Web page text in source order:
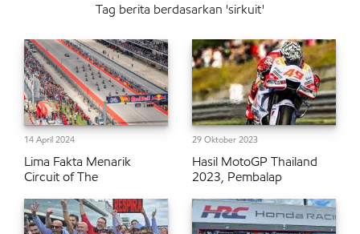
Tag berita berdasarkan 'sirkuit'
14 April 2024
Lima Fakta Menarik
Circuit of The
29 Oktober 2023
Hasil MotoGP Thailand
2023, Pembalap